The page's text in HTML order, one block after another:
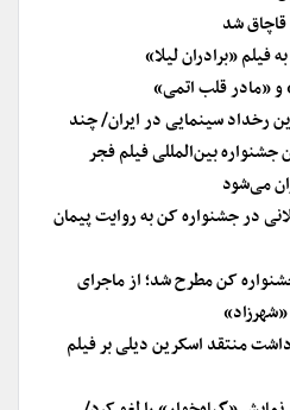
شد
فیلم «برادران لیلا»
«مادر قلب اتمی»
رخداد سینمایی در ایران/ چند
جشنواره بین‌المللی فیلم فجر
می‌شود
در جشنواره کن به روایت پیمان
کن مطرح شد؛ از ماجرای
«شهرزاد»
منتقد اسکرین دیلی بر فیلم